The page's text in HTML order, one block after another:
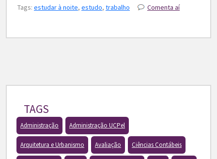
Tags: estudar à noite, estudo, trabalho Comenta aí
TAGS
Administração Administração UCPel
Arquitetura e Urbanismo Avaliação Ciências Contábeis